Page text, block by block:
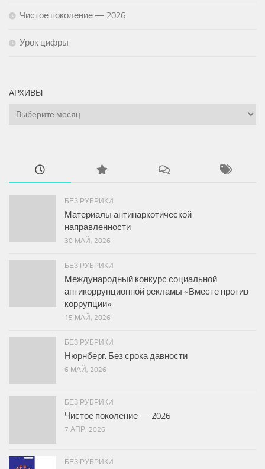
Чистое поколение — 2026
Урок цифры
АРХИВЫ
Архивы
БЕЗ РУБРИКИ
Материалы антинаркотической
направленности
30 МАЙ, 2026
БЕЗ РУБРИКИ
Международный конкурс социальной
антикоррупционной рекламы «Вместе против
коррупции»
15 МАЙ, 2026
БЕЗ РУБРИКИ
Нюрнберг. Без срока давности
6 МАЙ, 2026
БЕЗ РУБРИКИ
Чистое поколение — 2026
7 АПР, 2026
БЕЗ РУБРИКИ